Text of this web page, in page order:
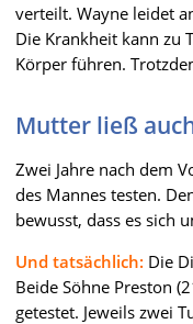
verteilt. Wayne leidet
Die Krankheit kann zu
Körper führen.
Mutter ließ
Zwei Jahre nach dem
des Mannes testen.
bewusst, dass es sich
Und tatsächlich: Die
Beide Söhne Preston
getestet. Jeweils zwei